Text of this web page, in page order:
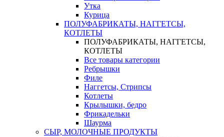
Утка
Курица
ПОЛУФАБРИКАТЫ, НАГГЕТСЫ,
КОТЛЕТЫ
ПОЛУФАБРИКАТЫ, НАГГЕТСЫ,
КОТЛЕТЫ
Все товары категории
Ребрышки
Филе
Наггетсы, Стрипсы
Котлеты
Крылышки, бедро
Фрикадельки
Шаурма
СЫР, МОЛОЧНЫЕ ПРОДУКТЫ